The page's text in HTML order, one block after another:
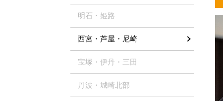
明石・姫路
西宮・芦屋・尼崎
宝塚・伊丹・三田
丹波・城崎北部